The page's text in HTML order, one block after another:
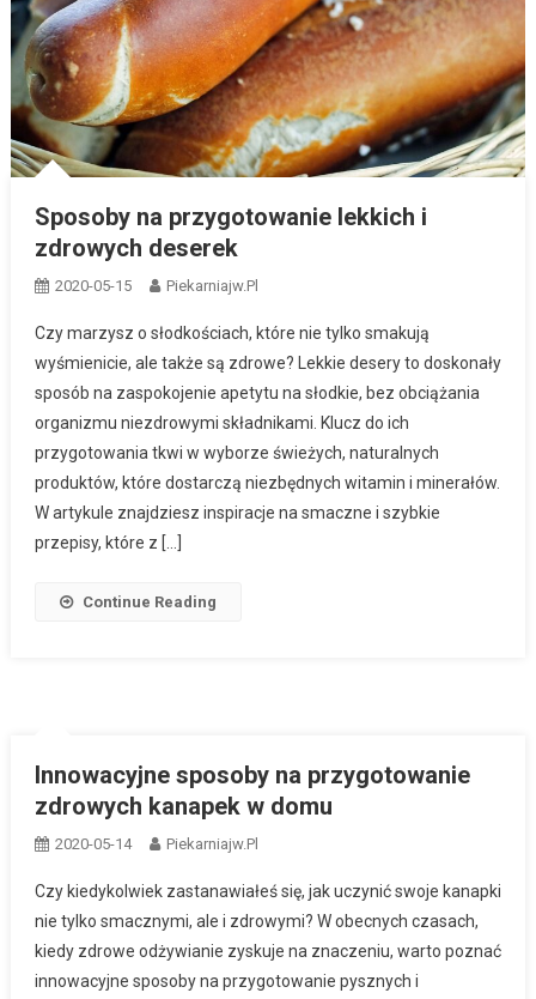
Sposoby na przygotowanie lekkich i
zdrowych deserek
2020-05-15 Piekarniajw.pl
Czy marzysz o słodkościach, które nie tylko smakują
wyśmienicie, ale także są zdrowe? Lekkie desery to doskonały
sposób na zaspokojenie apetytu na słodkie, bez obciążania
organizmu niezdrowymi składnikami. Klucz do ich
przygotowania tkwi w wyborze świeżych, naturalnych
produktów, które dostarczą niezbędnych witamin i minerałów.
W artykule znajdziesz inspiracje na smaczne i szybkie
przepisy, które z […]
Continue Reading
Innowacyjne sposoby na przygotowanie
zdrowych kanapek w domu
2020-05-14 Piekarniajw.pl
Czy kiedykolwiek zastanawiałeś się, jak uczynić swoje kanapki
nie tylko smacznymi, ale i zdrowymi? W obecnych czasach,
kiedy zdrowe odżywianie zyskuje na znaczeniu, warto poznać
innowacyjne sposoby na przygotowanie pysznych i